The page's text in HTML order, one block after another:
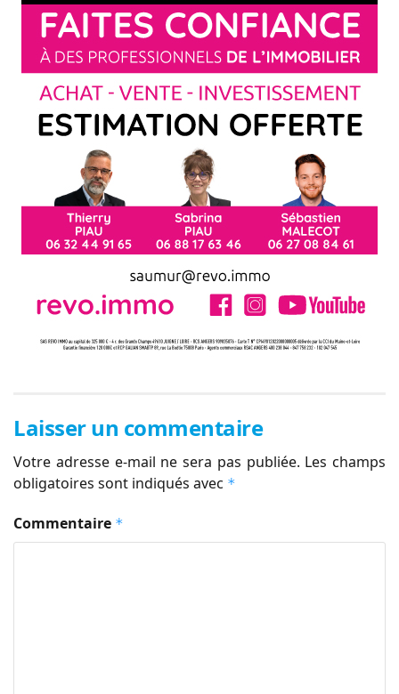
Laisser un commentaire
Votre adresse e-mail ne sera pas publiée. Les champs
obligatoires sont indiqués avec *
Commentaire *